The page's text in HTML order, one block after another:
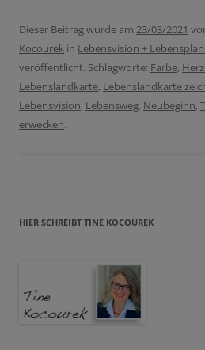
Dieser Beitrag wurde am 23/03/2021
Kocourek in Lebensvision +
veröffentlicht. Schlagworte: Farbe,
Lebenslandkarte, Lebenslandkarte
Lebensvision, Lebensweg, Neubeginn,
erwecken.
HIER SCHREIBT TINE KOCOUREK